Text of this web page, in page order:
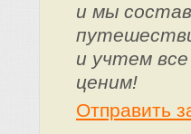
и мы
и учтем
ценим!
Отправить